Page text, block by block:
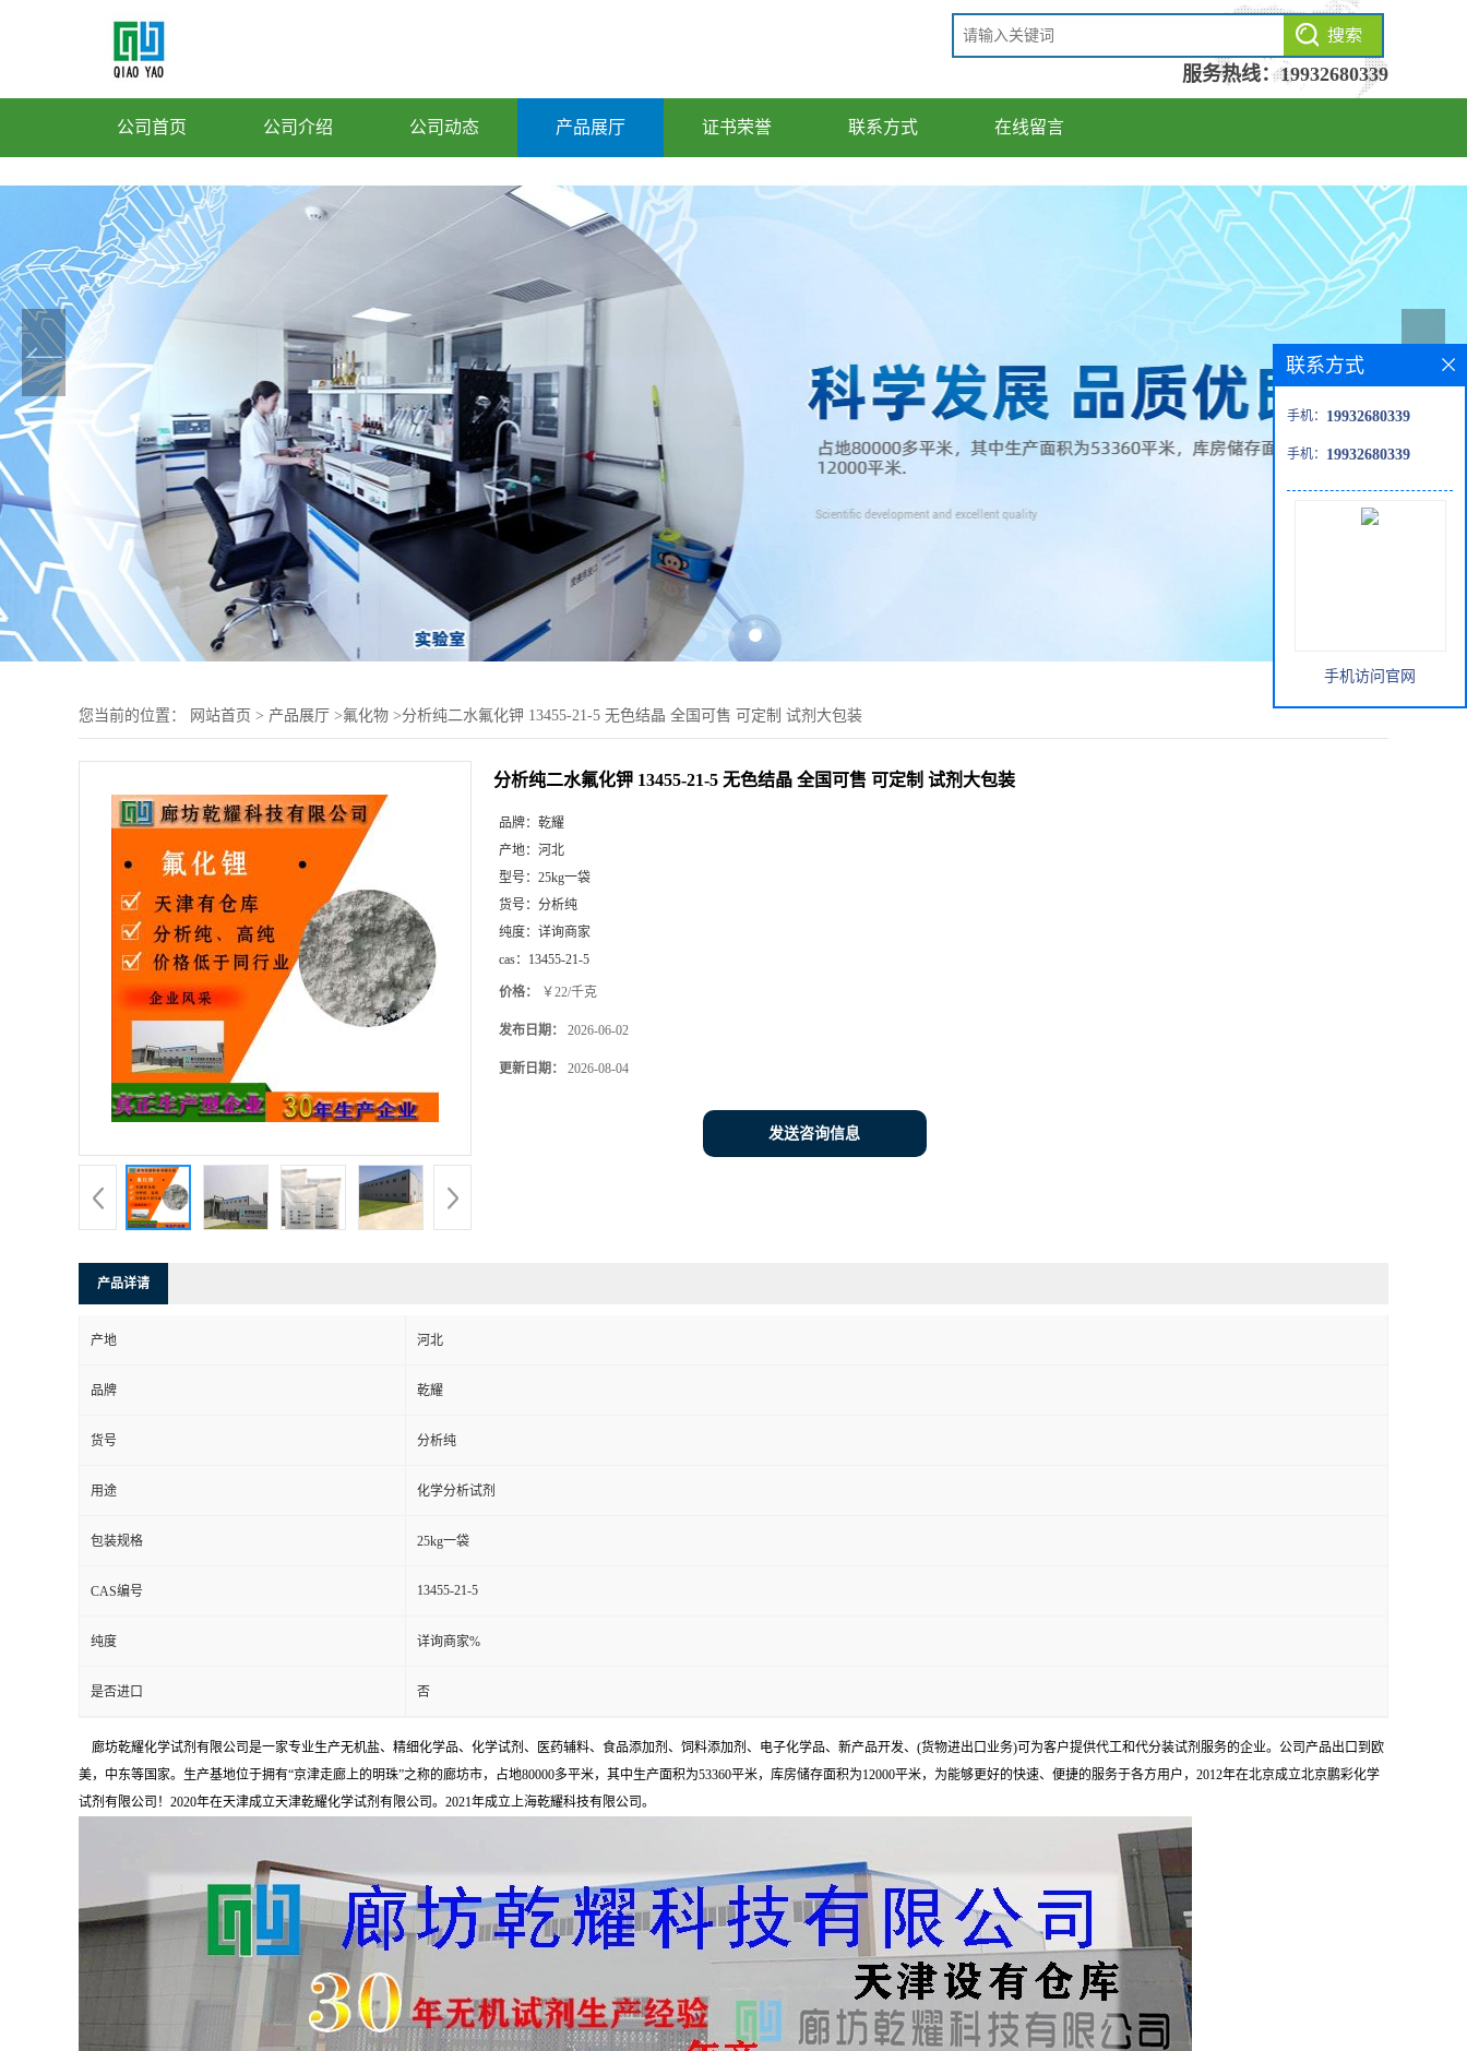
服务热线：19932680339
公司首页 公司介绍 公司动态 产品展厅 证书荣誉 联系方式 在线留言
您当前的位置： 网站首页 > 产品展厅 >氟化物 >分析纯二水氟化钾 13455-21-5 无色结晶 全国可售 可定制 试剂大包装
分析纯二水氟化钾 13455-21-5 无色结晶 全国可售 可定制 试剂大包装
品牌： 乾耀
产地： 河北
型号： 25kg一袋
货号： 分析纯
纯度： 详询商家
cas： 13455-21-5
价格： ￥22/千克
发布日期： 2026-06-02
更新日期： 2026-08-04
发送咨询信息
产品详请
产地 河北
品牌 乾耀
货号 分析纯
用途 化学分析试剂
包装规格 25kg一袋
CAS编号 13455-21-5
纯度 详询商家%
是否进口 否
廊坊乾耀化学试剂有限公司是一家专业生产无机盐、精细化学品、化学试剂、医药辅料、食品添加剂、饲料添加剂、电子化学品、新产品开发、(货物进出口业务)可为客户提供代工和代分装试剂服务的企业。公司产品出口到欧
美，中东等国家。生产基地位于拥有“京津走廊上的明珠”之称的廊坊市，占地80000多平米，其中生产面积为53360平米，库房储存面积为12000平米，为能够更好的快速、便捷的服务于各方用户，2012年在北京成立北京鹏彩化学
试剂有限公司！2020年在天津成立天津乾耀化学试剂有限公司。2021年成立上海乾耀科技有限公司。
联系方式
手机： 19932680339
手机： 19932680339
手机访问官网